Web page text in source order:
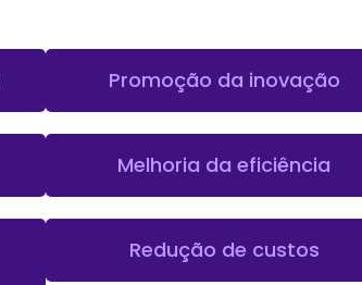
Promoção da inovação
Melhoria da eficiência
Redução de custos